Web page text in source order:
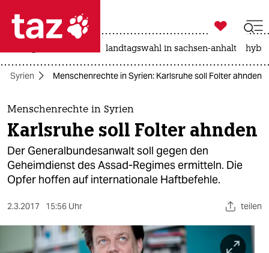
 taz zahl ich
taz zahl ich
themen
politik
öko
gesellschaft
sport

taz zahl ich
landtagswahl in sachsen-anhalt
Syrien Menschenrechte in Syrien: Karlsruhe soll Folter ahnden
Menschenrechte in Syrien
Karlsruhe soll Folter ahnden
Der Generalbundesanwalt soll gegen den
Geheimdienst des Assad-Regimes ermitteln. Die
Opfer hoffen auf internationale Haftbefehle.
2.3.2017 15:56 Uhr teilen